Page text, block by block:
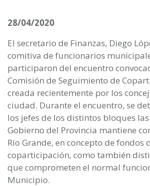
28/04/2020
El secretario de Finanzas, Diego
comitiva de funcionarios
participaron del encuentro
Comisión de Seguimiento de
creada recientemente por los
ciudad. Durante el encuentro, se
los jefes de los distintos bloques
Gobierno del Provincia mantiene
Río Grande, en concepto de fondos
coparticipación, como también
que comprometen el normal
Municipio.